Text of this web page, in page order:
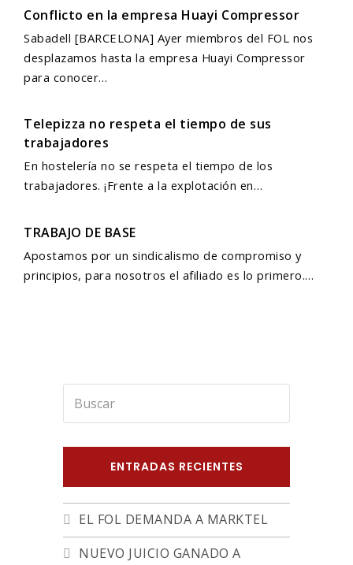
Conflicto en la empresa Huayi Compressor
Sabadell [BARCELONA] Ayer miembros del FOL nos
desplazamos hasta la empresa Huayi Compressor
para conocer…
Telepizza no respeta el tiempo de sus
trabajadores
En hostelería no se respeta el tiempo de los
trabajadores. ¡Frente a la explotación en…
TRABAJO DE BASE
Apostamos por un sindicalismo de compromiso y
principios, para nosotros el afiliado es lo primero.…
ENTRADAS RECIENTES
EL FOL DEMANDA A MARKTEL
NUEVO JUICIO GANADO A